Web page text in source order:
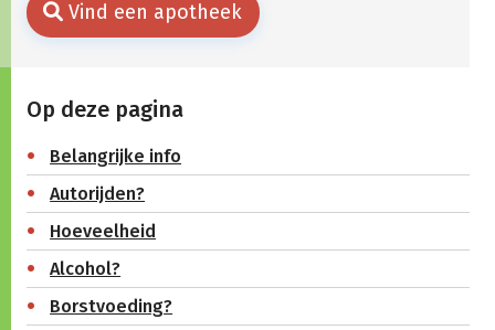
Vind een apotheek
Op deze pagina
Belangrijke info
Autorijden?
Hoeveelheid
Alcohol?
Borstvoeding?